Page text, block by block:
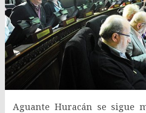
Aguante Huracán se sigue